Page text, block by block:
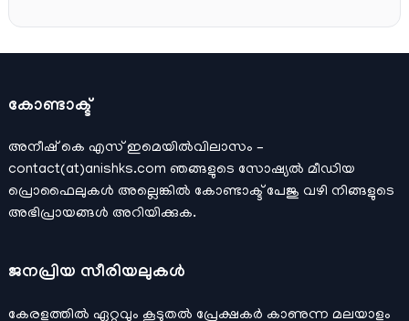
കോണ്ടാക്ട്
അനീഷ്‌ കെ എസ് ഇമെയില്‍വിലാസം –
contact(at)anishks.com ഞങ്ങളുടെ സോഷ്യല്‍ മീഡിയ
പ്രൊഫൈലുകള്‍ അല്ലെങ്കില്‍ കോണ്ടാക്ട്പേജു വഴി നിങ്ങളുടെ
അഭിപ്രായങ്ങള്‍ അറിയിക്കുക.
ജനപ്രിയ സീരിയലുകള്‍
കേരളത്തിൽ ഏറ്റവും കൂടുതൽ പ്രേക്ഷകർ കാണുന്ന മലയാളം